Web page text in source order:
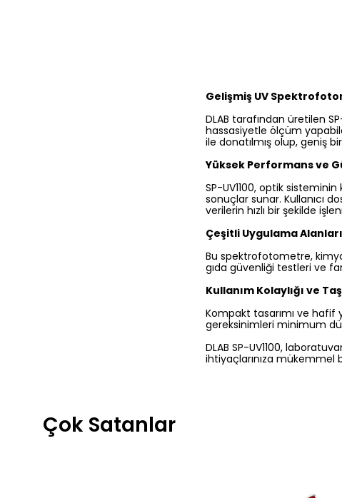
Gelişmiş UV
DLAB tarafından üretilen
hassasiyetle ölçüm
ile donatılmış olup, geniş
Yüksek Performans ve
SP-UV1100, optik
sonuçlar sunar. Kullanıcı
verilerin hızlı bir şekilde
Çeşitli Uygulama Alanları
Bu spektrofotometre,
gıda güvenliği testleri ve
Kullanım Kolaylığı ve
Kompakt tasarımı ve hafif
gereksinimleri minimum
DLAB SP-UV1100,
ihtiyaçlarınıza mükemmel
Çok Satanlar